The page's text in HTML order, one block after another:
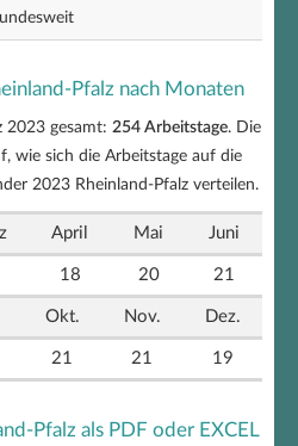
Pfalz nach Monaten
2023 gesamt: 254 Arbeitstage. Die
wie sich die Arbeitstage auf die
2023 Rheinland-Pfalz verteilen.
April Mai Juni
18 20 21
Okt. Nov. Dez.
21 21 19
Pfalz als PDF oder EXCEL